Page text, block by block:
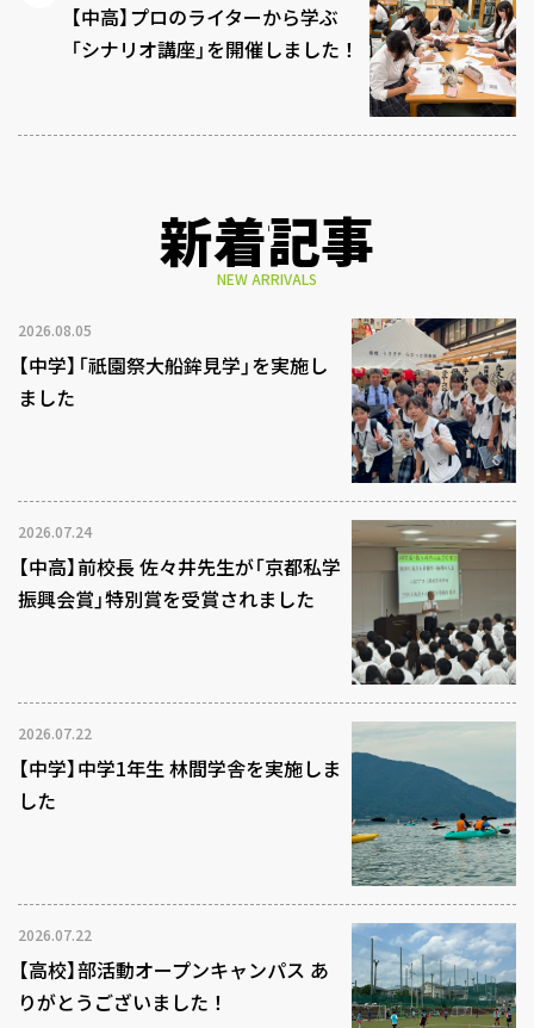
【中高】プロのライターから学ぶ
「シナリオ講座」を開催しました！
新着記事
NEW ARRIVALS
2026.08.05
【中学】「祇園祭大船鉾見学」を実施し
ました
2026.07.24
【中高】前校長 佐々井先生が「京都私学
振興会賞」特別賞を受賞されました
2026.07.22
【中学】中学1年生 林間学舎を実施しま
した
2026.07.22
【高校】部活動オープンキャンパス あ
りがとうございました！